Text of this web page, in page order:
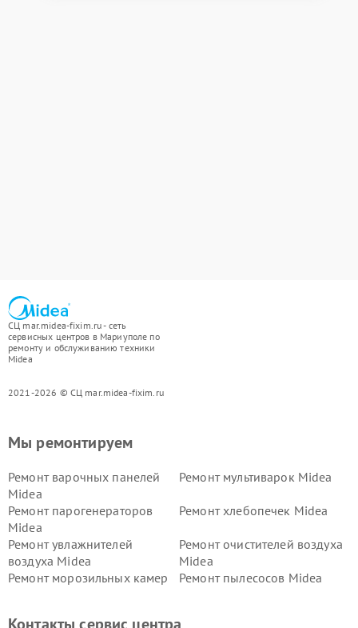
СЦ mar.midea-fixim.ru - сеть
сервисных центров в Мариуполе по
ремонту и обслуживанию техники
Midea
2021-2026 © СЦ mar.midea-fixim.ru
Мы ремонтируем
Ремонт варочных панелей
Midea
Ремонт мультиварок Midea
Ремонт парогенераторов
Midea
Ремонт хлебопечек Midea
Ремонт увлажнителей
воздуха Midea
Ремонт очистителей воздуха
Midea
Ремонт морозильных камер
Ремонт пылесосов Midea